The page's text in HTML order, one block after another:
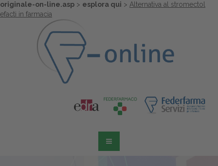
originale-on-line.asp > esplora qui > Alternativa al stromectol
efacti in farmacia